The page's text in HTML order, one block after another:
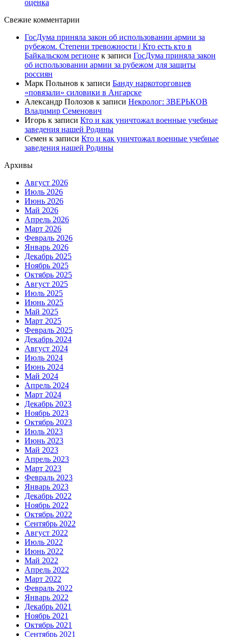
оценка
Свежие комментарии
ГосДума приняла закон об использовании армии за
рубежом. Степени тревожности | Кто есть кто в
Байкальском регионе к записи ГосДума приняла закон
об использовании армии за рубежом для защиты
россиян
Марк Полынов к записи Банду наркоторговцев
«повязали» силовики в Ангарске
Александр Полозов к записи Некролог: ЗВЕРЬКОВ
Владимир Семенович
Игорь к записи Кто и как уничтожал военные учебные
заведения нашей Родины
Семен к записи Кто и как уничтожал военные учебные
заведения нашей Родины
Архивы
Август 2026
Июль 2026
Июнь 2026
Май 2026
Апрель 2026
Март 2026
Февраль 2026
Январь 2026
Декабрь 2025
Ноябрь 2025
Октябрь 2025
Август 2025
Июль 2025
Июнь 2025
Май 2025
Март 2025
Февраль 2025
Декабрь 2024
Август 2024
Июль 2024
Июнь 2024
Май 2024
Апрель 2024
Март 2024
Декабрь 2023
Ноябрь 2023
Октябрь 2023
Июль 2023
Июнь 2023
Май 2023
Апрель 2023
Март 2023
Февраль 2023
Январь 2023
Декабрь 2022
Ноябрь 2022
Октябрь 2022
Сентябрь 2022
Август 2022
Июль 2022
Июнь 2022
Май 2022
Апрель 2022
Март 2022
Февраль 2022
Январь 2022
Декабрь 2021
Ноябрь 2021
Октябрь 2021
Сентябрь 2021